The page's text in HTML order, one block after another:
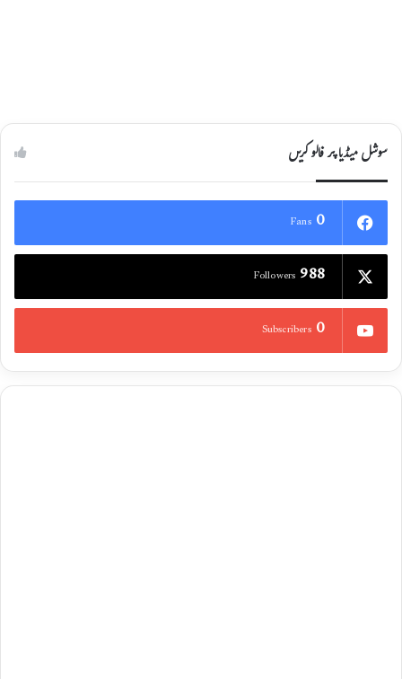
سوشل میڈیا پر فالو کریں
0
Fans
988
Followers
0
Subscribers